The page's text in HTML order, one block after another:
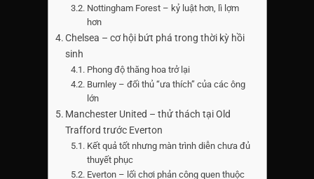
Nottingham Forest – kỷ luật hơn, lì lợm
hơn
Chelsea – cơ hội bứt phá trong thời kỳ hồi
sinh
Phong độ thăng hoa trở lại
Burnley – đối thủ “ưa thích” của các ông
lớn
Manchester United – thử thách tại Old
Trafford trước Everton
Kết quả tốt nhưng màn trình diễn chưa đủ
thuyết phục
Everton – lối chơi phản công quen thuộc